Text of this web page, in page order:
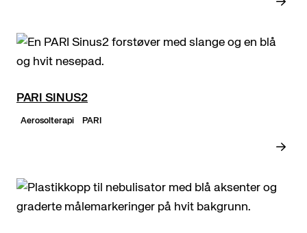
PARI SINUS2
Aerosolterapi PARI